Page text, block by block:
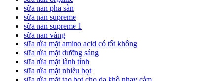
sữa nan pha sẵn
sữa nan supreme
sữa nan supreme 1
sữa nan vàng
sữa rửa mặt amino acid có tốt không
sữa rửa mặt dưỡng sáng
sữa rửa mặt lành tính
sữa rửa mặt nhiều bọt
sữa rửa mặt tạo bọt cho da khô nhạy cảm